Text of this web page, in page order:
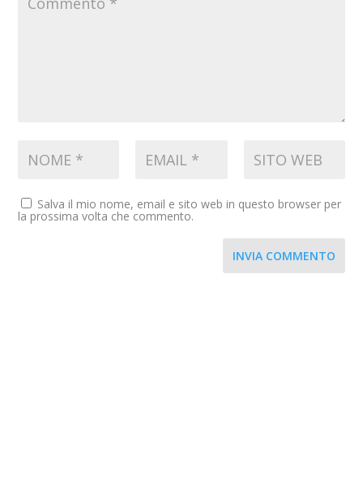
Salva il mio nome, email e sito web in questo browser per
la prossima volta che commento.
INVIA COMMENTO